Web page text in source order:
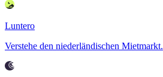
Luntero
Verstehe den niederländischen Mietmarkt.